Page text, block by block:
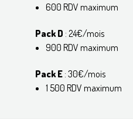
600 RDV maximum
Pack D : 24€/mois
900 RDV maximum
Pack E : 30€/mois
1 500 RDV maximum